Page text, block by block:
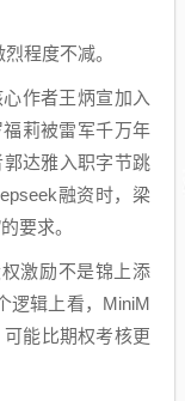
程度不减。
作者王炳宣加入
莉被雷军千万年
达雅入职字节跳
融资时，梁
要求。
激励不是锦上添
逻辑上看，MiniM
能比期权考核更